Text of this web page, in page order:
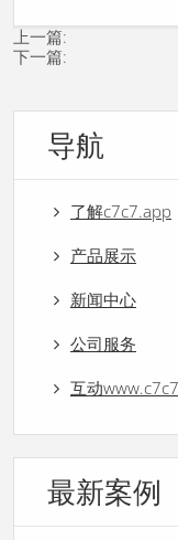
上一篇:
下一篇:
导航
了解c7c7.app
产品展示
新闻中心
公司服务
互动
最新案例